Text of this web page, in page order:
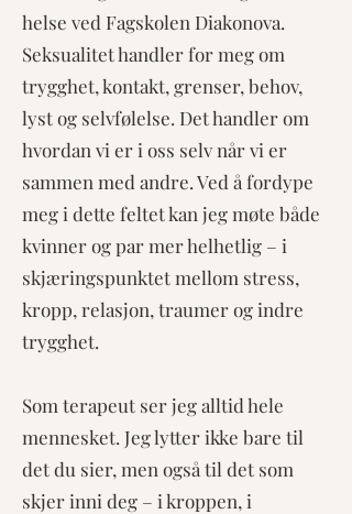
helse ved Fagskolen Diakonova.
Seksualitet handler for meg om
trygghet, kontakt, grenser, behov,
lyst og selvfølelse. Det handler om
hvordan vi er i oss selv når vi er
sammen med andre. Ved å fordype
meg i dette feltet kan jeg møte både
kvinner og par mer helhetlig – i
skjæringspunktet mellom stress,
kropp, relasjon, traumer og indre
trygghet.
Som terapeut ser jeg alltid hele
mennesket. Jeg lytter ikke bare til
det du sier, men også til det som
skjer inni deg – i kroppen, i